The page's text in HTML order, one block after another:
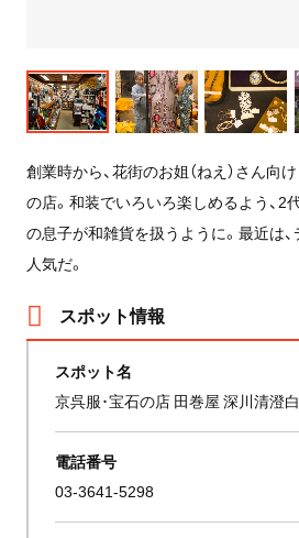
創業時から、花街のお姐（ねえ）さん向
の店。和装でいろいろ楽しめるよう、2
の息子が和雑貨を扱うように。最近は
人気だ。
スポット情報
スポット名
京呉服･宝石の店 田巻屋 深川清澄
電話番号
03-3641-5298